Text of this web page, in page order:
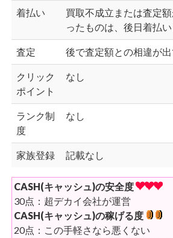
着払い
買取不成立または査定
ったものは、後日着払
査定 後で査定額との相違が出
クリック
ポイント
なし
ランク制
度
なし
家族登録 記載なし
CASH(キャッシュ)の安全度
30点：超デカイ会社が運営
CASH(キャッシュ)の稼げる度
20点：この手軽さなら悪くない